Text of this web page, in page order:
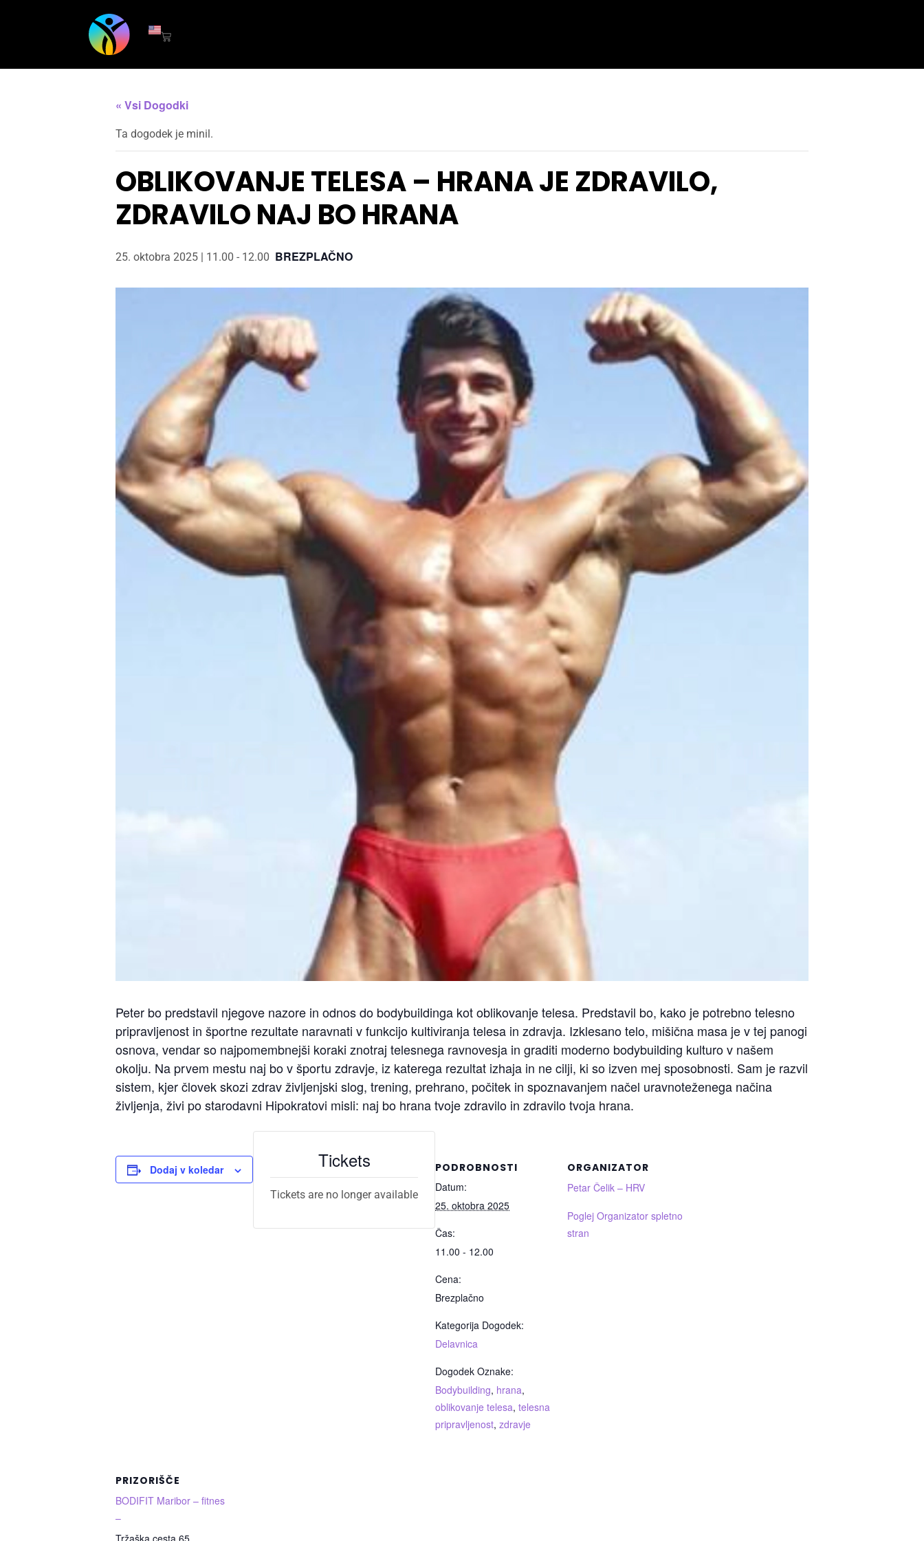
« Vsi Dogodki
Ta dogodek je minil.
OBLIKOVANJE TELESA – HRANA JE ZDRAVILO,
ZDRAVILO NAJ BO HRANA
25. oktobra 2025 | 11.00 - 12.00 BREZPLAČNO
Peter bo predstavil njegove nazore in odnos do bodybuildinga kot oblikovanje telesa. Predstavil bo, kako je potrebno telesno
pripravljenost in športne rezultate naravnati v funkcijo kultiviranja telesa in zdravja. Izklesano telo, mišična masa je v tej panogi
osnova, vendar so najpomembnejši koraki znotraj telesnega ravnovesja in graditi moderno bodybuilding kulturo v našem
okolju. Na prvem mestu naj bo v športu zdravje, iz katerega rezultat izhaja in ne cilji, ki so izven mej sposobnosti. Sam je razvil
sistem, kjer človek skozi zdrav življenjski slog, trening, prehrano, počitek in spoznavanjem načel uravnoteženega načina
življenja, živi po starodavni Hipokratovi misli: naj bo hrana tvoje zdravilo in zdravilo tvoja hrana.
Dodaj v koledar
PODROBNOSTI
Datum:
25. oktobra 2025
Čas:
11.00 - 12.00
Cena:
Brezplačno
Kategorija Dogodek:
Delavnica
Dogodek Oznake:
Bodybuilding, hrana,
oblikovanje telesa, telesna
pripravljenost, zdravje
ORGANIZATOR
Petar Čelik – HRV
Poglej Organizator spletno
stran
PRIZORIŠČE
BODIFIT Maribor – fitnes
–
Tržaška cesta 65
Tickets
Tickets are no longer available